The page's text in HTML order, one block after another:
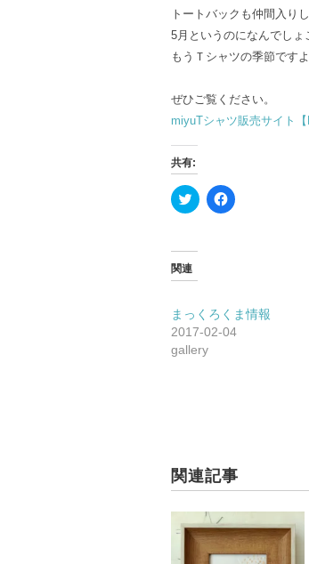
トートバックも仲間入り
5月というのになんでしょ
もうＴシャツの季節ですよ
ぜひご覧ください。
miyuTシャツ販売サイト【
共有:
ク
リ
て
w
t
r
で
共
で
開
ま
す)
F
a
有
す
る
い
(新
い
ィ
ン
ド
関連
まっくろくま情報
2017-02-04
gallery
関連記事